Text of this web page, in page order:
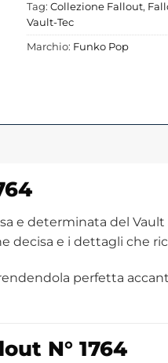
Tag: Collezione Fallout,
Vault-Tec
Marchio: Funko Pop
e determinata del
decisa e i dettagli che
perfetta
N° 1764